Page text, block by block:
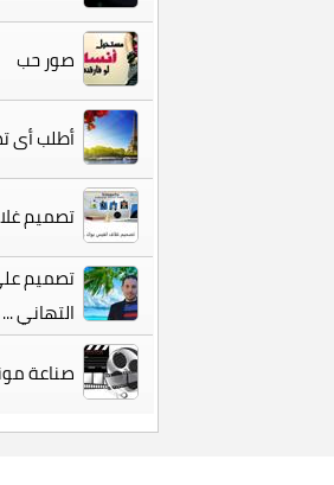
صور حب
أطلب أى
تصميم
تصميم
التهاني ...
صناعة